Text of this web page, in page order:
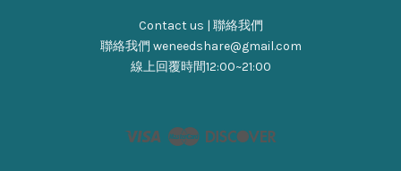
Contact us | 聯絡我們
聯絡我們 weneedshare@gmail.com
線上回覆時間12:00~21:00
Visa Master